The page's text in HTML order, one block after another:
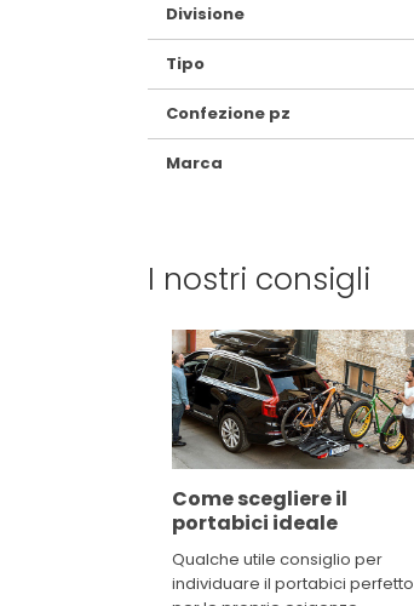
Divisione
Tipo
Confezione pz
Marca
I nostri consigli
Come scegliere il
portabici ideale
Qualche utile consiglio per
individuare il portabici perfetto